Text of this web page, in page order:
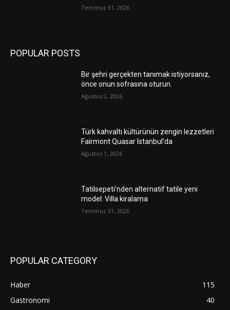
Temmuz 31, 2026
POPULAR POSTS
Bir şehri gerçekten tanımak istiyorsanız,
önce onun sofrasına oturun.
Ağustos 2, 2026
Türk kahvaltı kültürünün zengin lezzetleri
Fairmont Quasar Istanbul’da
Ağustos 1, 2026
Tatilsepeti’nden alternatif tatile yeni
model: Villa kiralama
Temmuz 31, 2026
POPULAR CATEGORY
Haber
115
Gastronomi
40